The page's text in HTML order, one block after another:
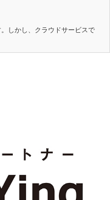
しかし、クラウドサービスで